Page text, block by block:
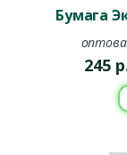
Бумага
245